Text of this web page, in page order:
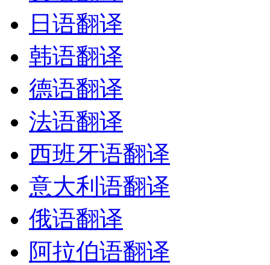
日语翻译
韩语翻译
德语翻译
法语翻译
西班牙语翻译
意大利语翻译
俄语翻译
阿拉伯语翻译